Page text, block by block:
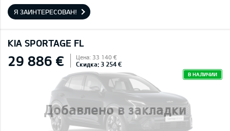
Я ЗАИНТЕРЕСОВАН!
KIA SPORTAGE FL
Добавлено в закладки
29 886 € Цена: 33 140 €
Скидка: 3 254 €
В НАЛИЧИИ